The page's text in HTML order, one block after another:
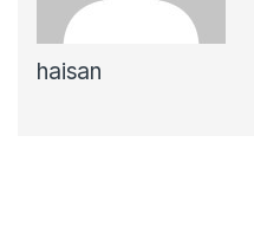
haisan